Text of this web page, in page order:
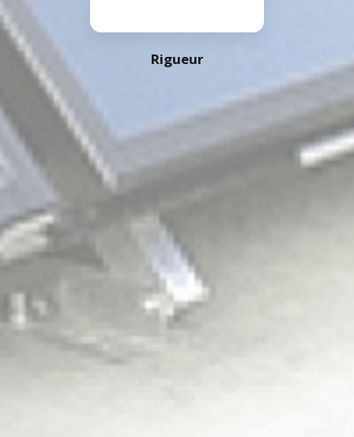
Rigueur